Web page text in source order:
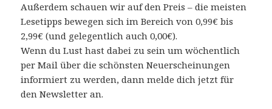
Außerdem schauen wir auf den Preis – die meisten
Lesetipps bewegen sich im Bereich von 0,99€ bis
2,99€ (und gelegentlich auch 0,00€).
Wenn du Lust hast dabei zu sein um wöchentlich
per Mail über die schönsten Neuerscheinungen
informiert zu werden, dann melde dich jetzt für
den Newsletter an.